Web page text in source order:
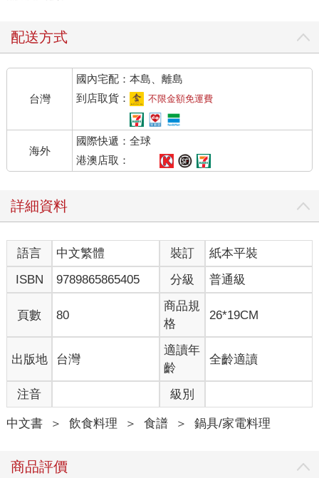
配送方式
台灣
國內宅配：本島、離島
到店取貨：
不限金額免運費
海外
國際快遞：全球
港澳店取：
詳細資料
語言 中文繁體 裝訂
紙本平裝
ISBN
9789865865405 分級 普通級
頁數 80
商品規
格
26*19CM
出版地 台灣
適讀年
齡
全齡適讀
注音 級別
中文書 ＞ 飲食料理 ＞ 食譜 ＞ 鍋具/家電料理
商品評價